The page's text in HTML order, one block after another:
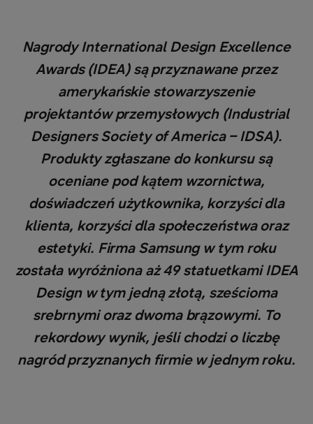
Nagrody International Design Excellence
Awards (IDEA) są przyznawane przez
amerykańskie stowarzyszenie
projektantów przemysłowych (Industrial
Designers Society of America – IDSA).
Produkty zgłaszane do konkursu są
oceniane pod kątem wzornictwa,
doświadczeń użytkownika, korzyści dla
klienta, korzyści dla społeczeństwa oraz
estetyki. Firma Samsung w tym roku
została wyróżniona aż 49 statuetkami IDEA
Design w tym jedną złotą, sześcioma
srebrnymi oraz dwoma brązowymi. To
rekordowy wynik, jeśli chodzi o liczbę
nagród przyznanych firmie w jednym roku.